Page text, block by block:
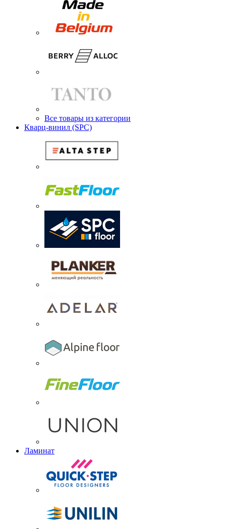
Все товары из категории
Кварц-винил (SPC)
Ламинат